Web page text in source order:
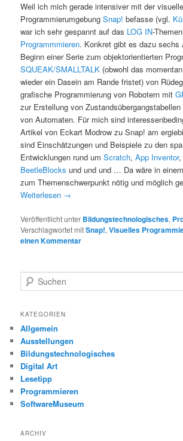
Weil ich mich gerade intensiver mit der
ProgrammierumgebungSnap! befasse (vgl.
war ich sehr gespannt auf das LOG IN-
Programmmieren. Konkret gibt es dazu sechs
Beginn einer Serie zum objektorientierten
SQUEAK/SMALLTALK (obwohl das
wieder ein Dasein am Rande fristet) von
grafische Programmierung von Robotern mit
zur Erstellung von
von Automaten. Für mich sind
Artikel von Eckart Modrow zu Snap! am
sind Einschätzungen und Beispiele zu den
Entwicklungen rund umScratch,App Inventor,
BeetleBlocks und und und … Da wäre in
zum Themenschwerpunkt nötig und möglich
Weiterlesen →
Veröffentlicht unter Bildungstechnologisches,
Verschlagwortet mitSnap!,Visuelles
einen Kommentar
u
h
n
KATEGORIEN
Allgemein
Ausstellungen
Bildungstechnologisches
Digital Art
Lesetipp
Programmieren
SoftwareMuseum
ARCHIV